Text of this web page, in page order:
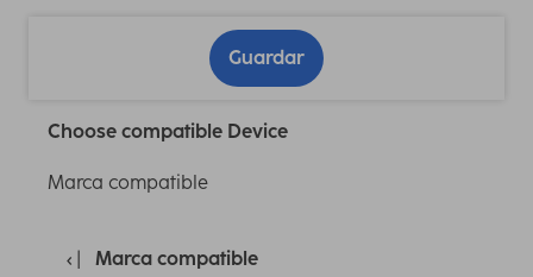
Guardar
Choose compatible Device
Marca compatible
Marca compatible